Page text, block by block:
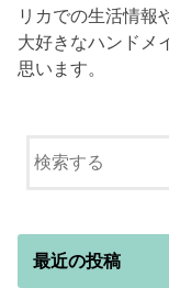
リカでの生活情報
大好きなハンドメ
思います。
最近の投稿